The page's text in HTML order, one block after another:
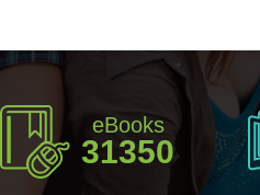
eBooks
31350